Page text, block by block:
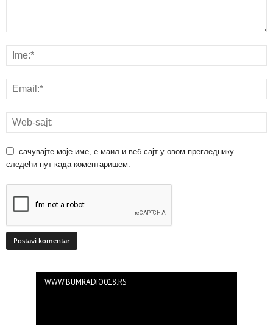
сачувајте моје име, е-маил и веб сајт у овом прегледнику
следећи пут када коментаришем.
WWW.BUMRADIO018.RS